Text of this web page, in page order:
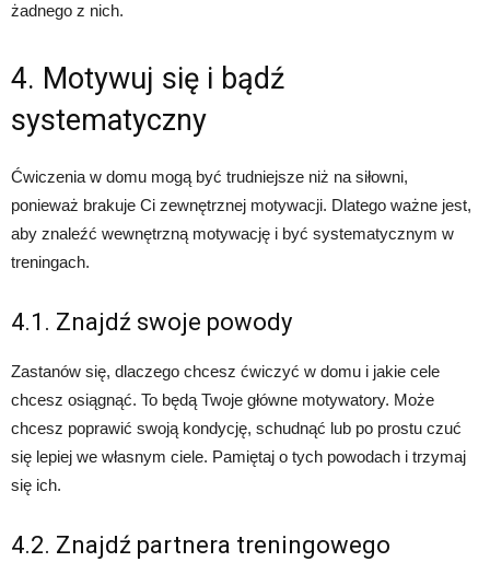
żadnego z nich.
4. Motywuj się i bądź
systematyczny
Ćwiczenia w domu mogą być trudniejsze niż na siłowni,
ponieważ brakuje Ci zewnętrznej motywacji. Dlatego ważne jest,
aby znaleźć wewnętrzną motywację i być systematycznym w
treningach.
4.1. Znajdź swoje powody
Zastanów się, dlaczego chcesz ćwiczyć w domu i jakie cele
chcesz osiągnąć. To będą Twoje główne motywatory. Może
chcesz poprawić swoją kondycję, schudnąć lub po prostu czuć
się lepiej we własnym ciele. Pamiętaj o tych powodach i trzymaj
się ich.
4.2. Znajdź partnera treningowego